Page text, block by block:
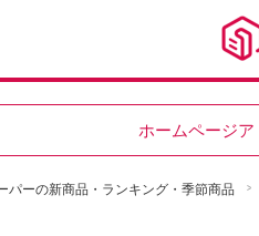
ホームページ
パーの新商品・ランキング・季節商品